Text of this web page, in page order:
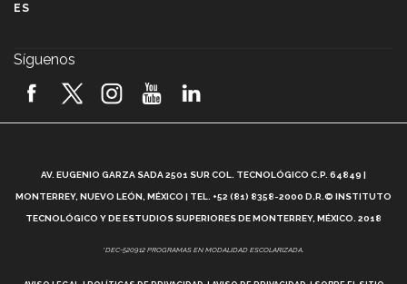
2026! (video)
¿Cómo es el Modelo Educativo Tec? (video)
Vida Tec: Feminismo e Inteligencia Artificial, Paola
ES
Síguenos
AV. EUGENIO GARZA SADA 2501 SUR COL. TECNOLÓGICO C.P. 64849 |
MONTERREY, NUEVO LEÓN, MÉXICO | TEL. +52 (81) 8358-2000 D.R.© INSTITUTO
TECNOLÓGICO Y DE ESTUDIOS SUPERIORES DE MONTERREY, MÉXICO. 2018
*DEC-520912 PROGRAMAS EN MODALIDAD ESCOLARIZADA.